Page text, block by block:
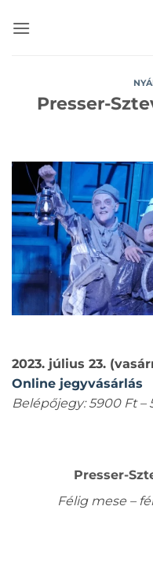
Presser-
2023. július 23.
Online jegyvásárlás
Belépőjegy: 5900 Ft –
Presser-
Félig mese –